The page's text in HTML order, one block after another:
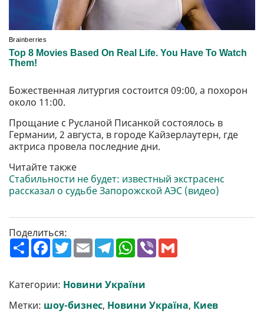
Божественная литургия состоится 09:00, а похорон
около 11:00.
Прощание с Русланой Писанкой состоялось в
Германии, 2 августа, в городе Кайзерлаутерн, где
актриса провела последние дни.
Читайте также
Стабильности не будет: известный экстрасенс
рассказал о судьбе Запорожской АЭС (видео)
Поделиться:
П
о
р
и
т
и
F
a
b
o
o
k
T
w
t
e
r
E
m
l
T
e
g
r
a
m
W
h
s
A
p
p
V
Категории: Новини України
Метки: шоу-бизнес, Новини Україна, Киев